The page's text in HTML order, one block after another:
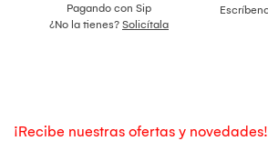
Pagando con Sip
¿No la tienes? Solicítala
¡Recibe nuestras ofertas y novedades!